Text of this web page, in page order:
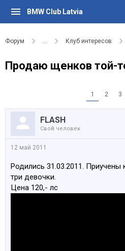
BMW Club Latvia
Форум ... Клуб интересов
Продаю щенков той-
1 2 3
FLASH
Свой человек
12 май 2011
Родились 31.03.2011. Приучены
три девочки.
Цена 120,- лс